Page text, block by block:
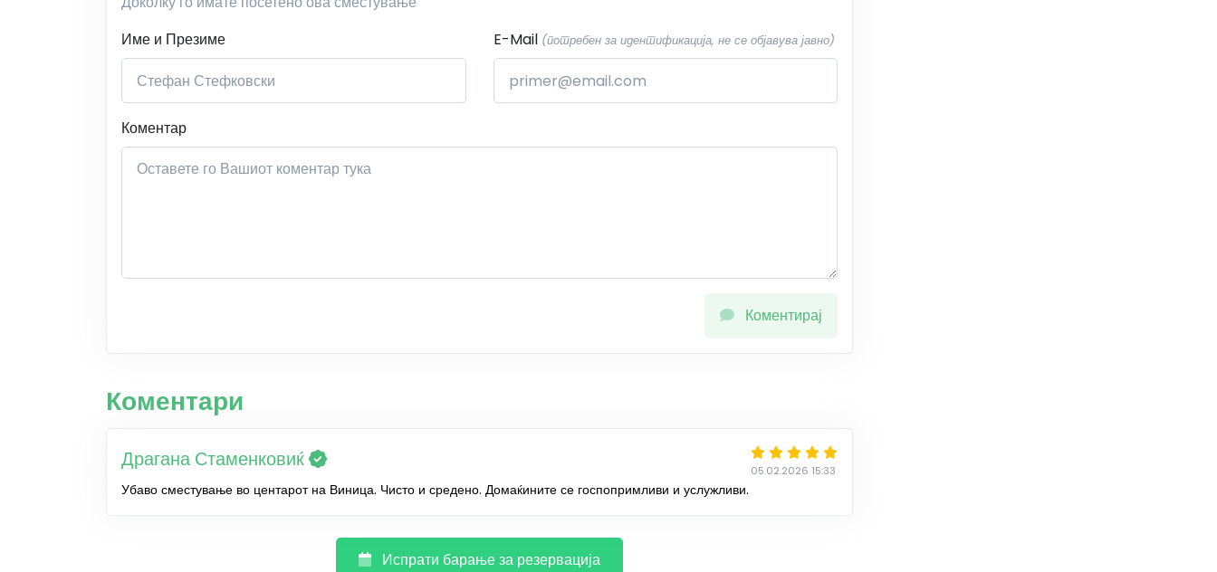
Име и Презиме
E-Mail (потребен за идентификација, не се објавува јавно)
Коментар
Коментирај
Коментари
Драгана Стаменковиќ 05.02.2026 15:33
Убаво сместување во центарот на Виница. Чисто и средено. Домаќините се госпопримливи и услужливи.
Испрати барање за резервација